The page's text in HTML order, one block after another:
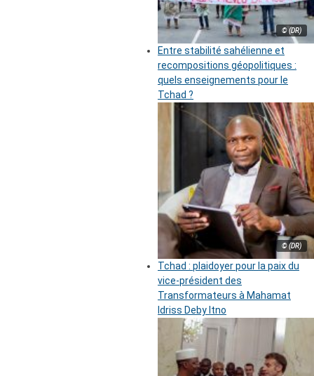
© (DR)
Entre stabilité sahélienne et
recompositions géopolitiques :
quels enseignements pour le
Tchad ?
© (DR)
Tchad : plaidoyer pour la paix du
vice-président des
Transformateurs à Mahamat
Idriss Deby Itno